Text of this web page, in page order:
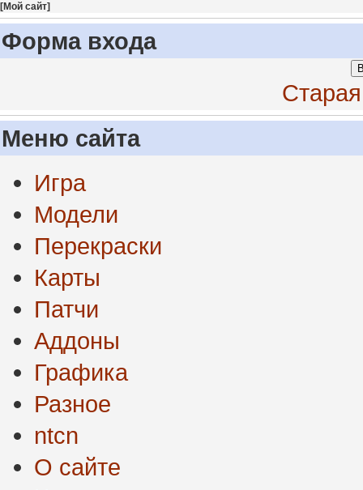
[Мой сайт]
Форма входа
Меню сайта
Игра
Модели
Перекраски
Карты
Патчи
Аддоны
Графика
Разное
ntcn
О сайте